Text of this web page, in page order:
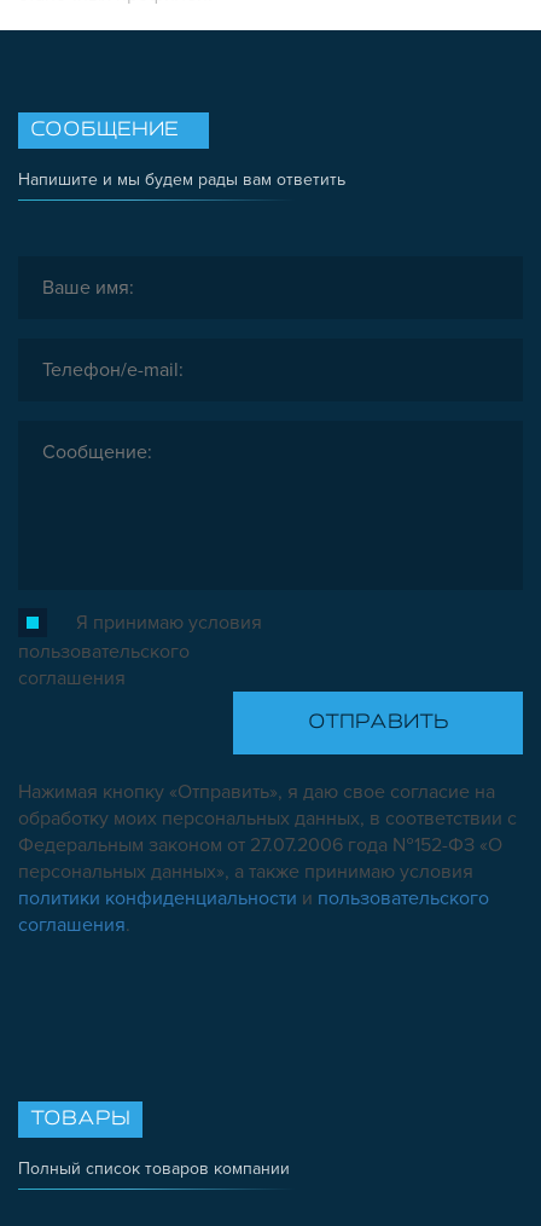
СООБЩЕНИЕ
Напишите и мы будем рады вам ответить
Я принимаю условия
пользовательского
соглашения
Нажимая кнопку «Отправить», я даю свое согласие на
обработку моих персональных данных, в соответствии с
Федеральным законом от 27.07.2006 года №152-ФЗ «О
персональных данных», а также принимаю условия
политики конфиденциальности и пользовательского
соглашения.
ТОВАРЫ
Полный список товаров компании